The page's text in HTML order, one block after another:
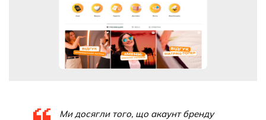
Ми досягли того, що акаунт бренду